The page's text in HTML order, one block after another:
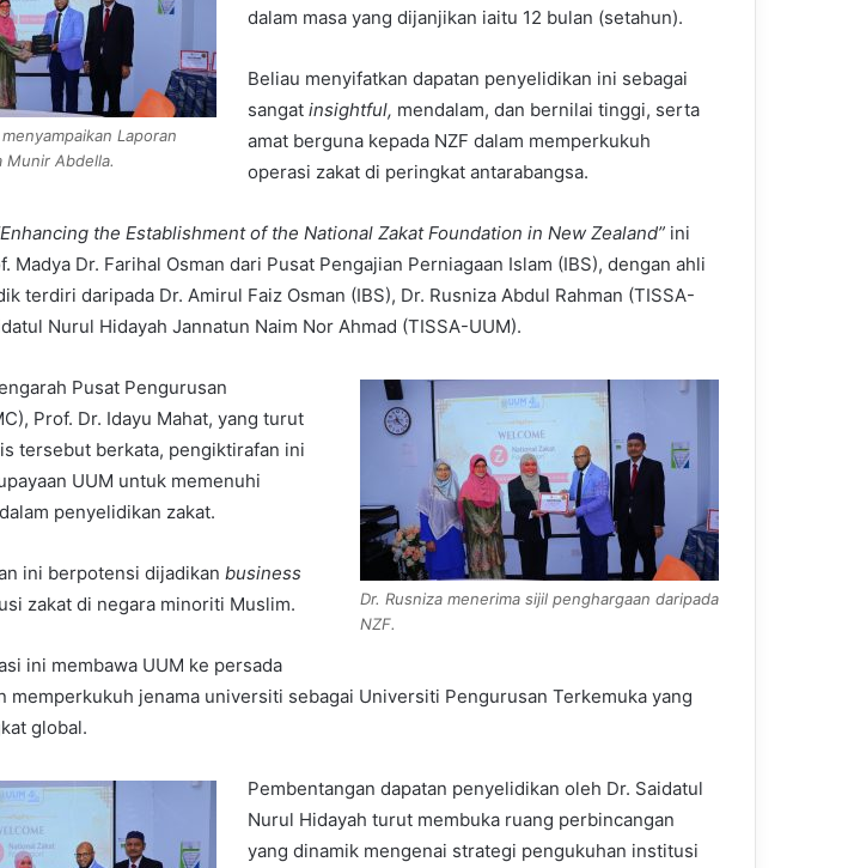
Laporan
Munir Abdella.
dalam masa yang dijanjikan iaitu 12 bulan (setahun).
Beliau menyifatkan dapatan penyelidikan ini sebagai
sangatinsightful, mendalam, dan bernilai tinggi, serta
amat berguna kepada NZF dalam memperkukuh
operasi zakat di peringkat antarabangsa.
the Establishment of the National Zakat Foundation in New Zealand” ini
Madya Dr. Farihal Osman dari Pusat Pengajian Perniagaan Islam (IBS), dengan ahli
terdiri daripada Dr. Amirul Faiz Osman (IBS), Dr. Rusniza Abdul Rahman (TISSA-
Nurul Hidayah Jannatun Naim Nor Ahmad (TISSA-UUM).
Dr. Rusniza menerima sijil penghargaan daripada
NZF.
Pusat Pengurusan
Prof. Dr. Idayu Mahat, yang turut
tersebut berkata, pengiktirafan ini
UUM untuk memenuhi
penyelidikan zakat.
ini berpotensi dijadikan business
zakat di negara minoriti Muslim.
ini membawa UUM ke persada
memperkukuh jenama universiti sebagai Universiti Pengurusan Terkemuka yang
global.
Pembentangan dapatan penyelidikan oleh Dr. Saidatul
Nurul Hidayah turut membuka ruang perbincangan
yang dinamik mengenai strategi pengukuhan institusi